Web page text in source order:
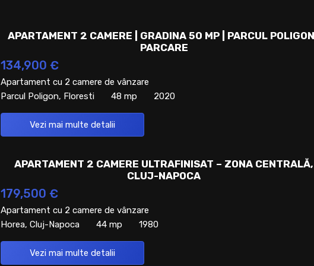
APARTAMENT 2 CAMERE | GRADINA 50 MP | PARCUL
PARCARE
134,900 €
Apartament cu 2 camere de vânzare
Parcul Poligon, Floresti
48 mp 2020
Vezi mai multe detalii
APARTAMENT 2 CAMERE ULTRAFINISAT – ZONA CENTRALĂ,
CLUJ-NAPOCA
179,500 €
Apartament cu 2 camere de vânzare
Horea, Cluj-Napoca
44 mp 1980
Vezi mai multe detalii